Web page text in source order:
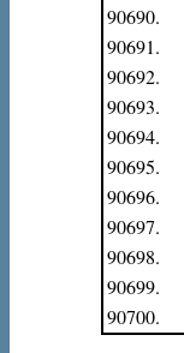
90690.
90691.
90692.
90693.
90694.
90695.
90696.
90697.
90698.
90699.
90700.